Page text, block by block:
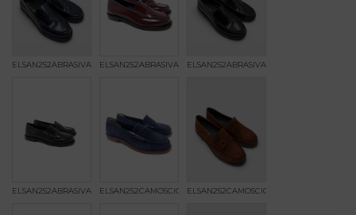
ELSAN252ABRASIVATOBLU823ELSAN252ABRASIVATOBORDEAUXELSAN252ABRASIVATONERO
ELSAN252ABRASIVATOTMOROELSAN252CAMOSCIO89764BLUELSAN252CAMOSCIOCUOIO